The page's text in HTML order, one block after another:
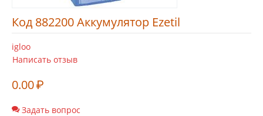
Код 882200 Аккумулятор Ezetil
igloo
Написать отзыв
0.00₽
Задать вопрос